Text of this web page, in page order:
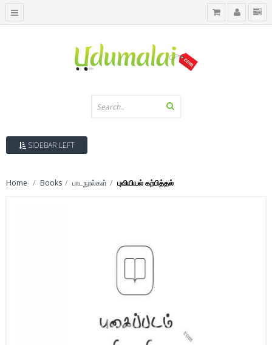
SIDEBAR LEFT
Home Books பாடநூல்கள் புவியியல் கற்பித்தல்